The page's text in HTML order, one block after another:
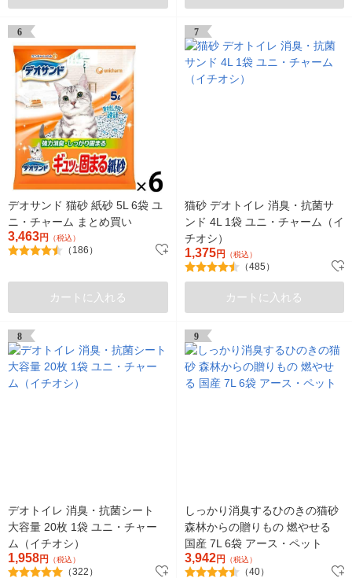
6
デオサンド 猫砂 紙砂 5L 6袋 ユ
ニ・チャーム まとめ買い
3,463円 （税込）
（186）
カートに入れる
7
猫砂 デオトイレ 消臭・抗菌サ
ンド 4L 1袋 ユニ・チャーム（イ
チオシ）
1,375円 （税込）
（485）
カートに入れる
8
デオトイレ 消臭・抗菌シート
大容量 20枚 1袋 ユニ・チャー
ム（イチオシ）
1,958円 （税込）
（322）
9
しっかり消臭するひのきの猫砂
森林からの贈りもの 燃やせる
国産 7L 6袋 アース・ペット
3,942円 （税込）
（40）